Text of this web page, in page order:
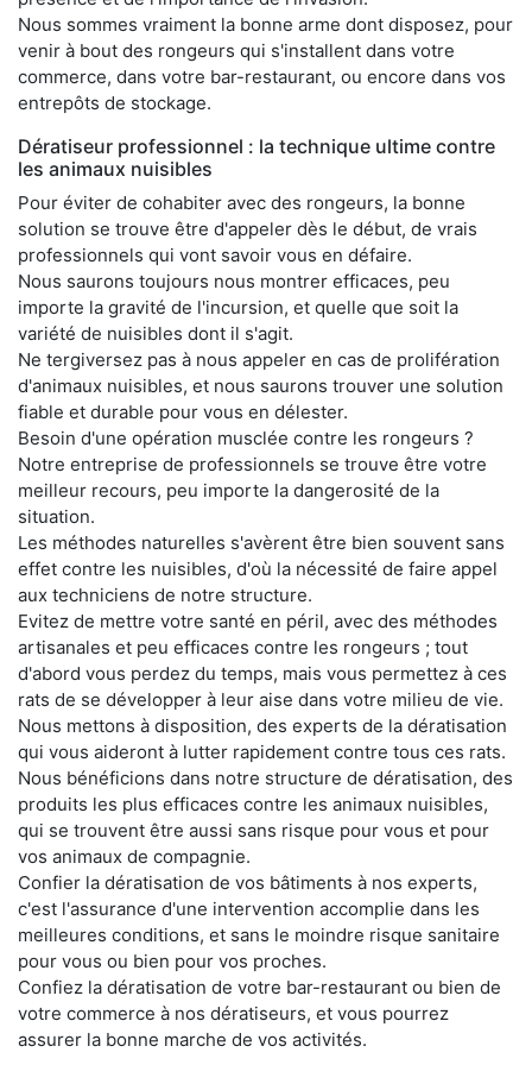
Nous sommes vraiment la bonne arme dont disposez, pour
venir à bout des rongeurs qui s'installent dans votre
commerce, dans votre bar-restaurant, ou encore dans vos
entrepôts de stockage.
Dératiseur professionnel : la technique ultime contre
les animaux nuisibles
Pour éviter de cohabiter avec des rongeurs, la bonne
solution se trouve être d'appeler dès le début, de vrais
professionnels qui vont savoir vous en défaire.
Nous saurons toujours nous montrer efficaces, peu
importe la gravité de l'incursion, et quelle que soit la
variété de nuisibles dont il s'agit.
Ne tergiversez pas à nous appeler en cas de prolifération
d'animaux nuisibles, et nous saurons trouver une solution
fiable et durable pour vous en délester.
Besoin d'une opération musclée contre les rongeurs ?
Notre entreprise de professionnels se trouve être votre
meilleur recours, peu importe la dangerosité de la
situation.
Les méthodes naturelles s'avèrent être bien souvent sans
effet contre les nuisibles, d'où la nécessité de faire appel
aux techniciens de notre structure.
Evitez de mettre votre santé en péril, avec des méthodes
artisanales et peu efficaces contre les rongeurs ; tout
d'abord vous perdez du temps, mais vous permettez à ces
rats de se développer à leur aise dans votre milieu de vie.
Nous mettons à disposition, des experts de la dératisation
qui vous aideront à lutter rapidement contre tous ces rats.
Nous bénéficions dans notre structure de dératisation, des
produits les plus efficaces contre les animaux nuisibles,
qui se trouvent être aussi sans risque pour vous et pour
vos animaux de compagnie.
Confier la dératisation de vos bâtiments à nos experts,
c'est l'assurance d'une intervention accomplie dans les
meilleures conditions, et sans le moindre risque sanitaire
pour vous ou bien pour vos proches.
Confiez la dératisation de votre bar-restaurant ou bien de
votre commerce à nos dératiseurs, et vous pourrez
assurer la bonne marche de vos activités.